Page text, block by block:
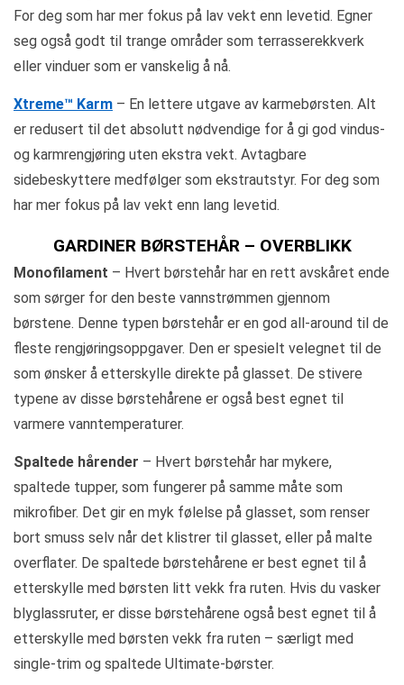
For deg som har mer fokus på lav vekt enn levetid. Egner
seg også godt til trange områder som terrasserekkverk
eller vinduer som er vanskelig å nå.
Xtreme™ Karm – En lettere utgave av karmebørsten. Alt
er redusert til det absolutt nødvendige for å gi god vindus-
og karmrengjøring uten ekstra vekt. Avtagbare
sidebeskyttere medfølger som ekstrautstyr. For deg som
har mer fokus på lav vekt enn lang levetid.
GARDINER BØRSTEHÅR – OVERBLIKK
Monofilament – Hvert børstehår har en rett avskåret ende
som sørger for den beste vannstrømmen gjennom
børstene. Denne typen børstehår er en god all-around til de
fleste rengjøringsoppgaver. Den er spesielt velegnet til de
som ønsker å etterskylle direkte på glasset. De stivere
typene av disse børstehårene er også best egnet til
varmere vanntemperaturer.
Spaltede hårender – Hvert børstehår har mykere,
spaltede tupper, som fungerer på samme måte som
mikrofiber. Det gir en myk følelse på glasset, som renser
bort smuss selv når det klistrer til glasset, eller på malte
overflater. De spaltede børstehårene er best egnet til å
etterskylle med børsten litt vekk fra ruten. Hvis du vasker
blyglassruter, er disse børstehårene også best egnet til å
etterskylle med børsten vekk fra ruten – særligt med
single-trim og spaltede Ultimate-børster.